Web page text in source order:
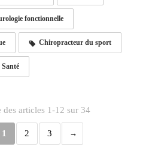
fonctionnelle
Chiropracteur du sport
Santé
articles 1-12 sur 34
1 2 3